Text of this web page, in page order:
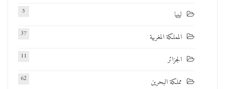
ليبيا 5
المملكة المغربية 37
الجزائر 11
مملكة البحرين 62